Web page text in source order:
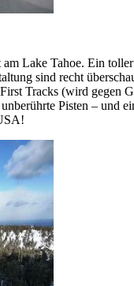
Lake Tahoe. Ein
sind recht
Tracks (wird gegen
Pisten – und